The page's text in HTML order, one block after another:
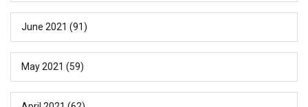
June 2021 (91)
May 2021 (59)